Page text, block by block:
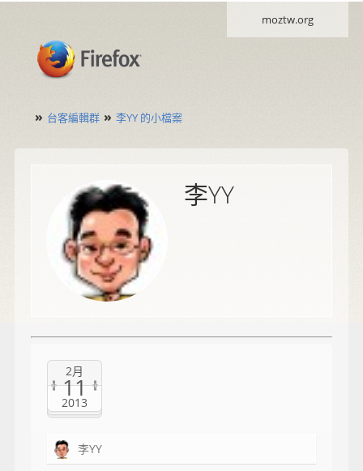
moztw.org
» 台客編輯群 » 李YY 的小檔案
李YY
2月
11
2013
李YY